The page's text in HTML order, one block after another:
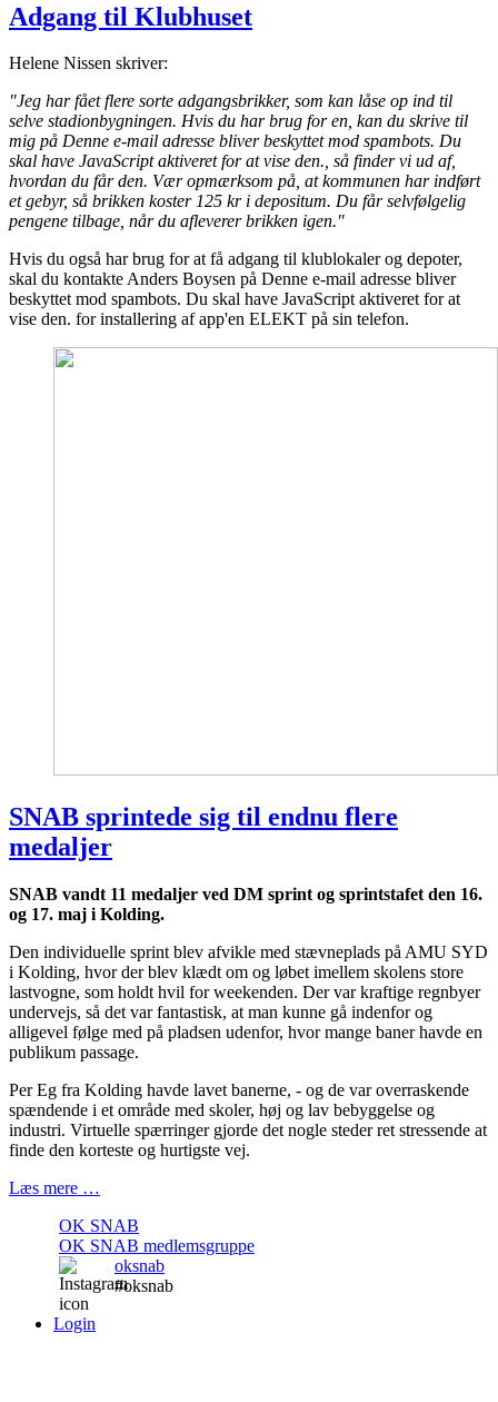
Adgang til Klubhuset
Helene Nissen skriver:
"Jeg har fået flere sorte adgangsbrikker, som kan låse op ind til
selve stadionbygningen. Hvis du har brug for en, kan du skrive til
mig på Denne e-mail adresse bliver beskyttet mod spambots. Du
skal have JavaScript aktiveret for at vise den., så finder vi ud af,
hvordan du får den. Vær opmærksom på, at kommunen har indført
et gebyr, så brikken koster 125 kr i depositum. Du får selvfølgelig
pengene tilbage, når du afleverer brikken igen."
Hvis du også har brug for at få adgang til klublokaler og depoter,
skal du kontakte Anders Boysen på Denne e-mail adresse bliver
beskyttet mod spambots. Du skal have JavaScript aktiveret for at
vise den. for installering af app'en ELEKT på sin telefon.
SNAB sprintede sig til endnu flere
medaljer
SNAB vandt 11 medaljer ved DM sprint og sprintstafet den 16.
og 17. maj i Kolding.
Den individuelle sprint blev afvikle med stævneplads på AMU SYD
i Kolding, hvor der blev klædt om og løbet imellem skolens store
lastvogne, som holdt hvil for weekenden. Der var kraftige regnbyer
undervejs, så det var fantastisk, at man kunne gå indenfor og
alligevel følge med på pladsen udenfor, hvor mange baner havde en
publikum passage.
Per Eg fra Kolding havde lavet banerne, - og de var overraskende
spændende i et område med skoler, høj og lav bebyggelse og
industri. Virtuelle spærringer gjorde det nogle steder ret stressende at
finde den korteste og hurtigste vej.
Læs mere …
OK SNAB
OK SNAB medlemsgruppe
oksnab
#oksnab
Login